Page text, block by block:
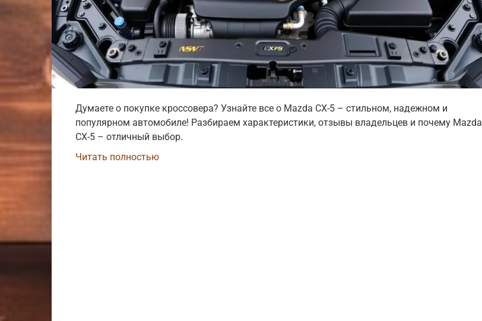
Думаете о покупке кроссовера? Узнайте все о Mazda CX-5 – стильном, надежном и
популярном автомобиле! Разбираем характеристики, отзывы владельцев и почему Mazda
CX-5 – отличный выбор.
Читать полностью